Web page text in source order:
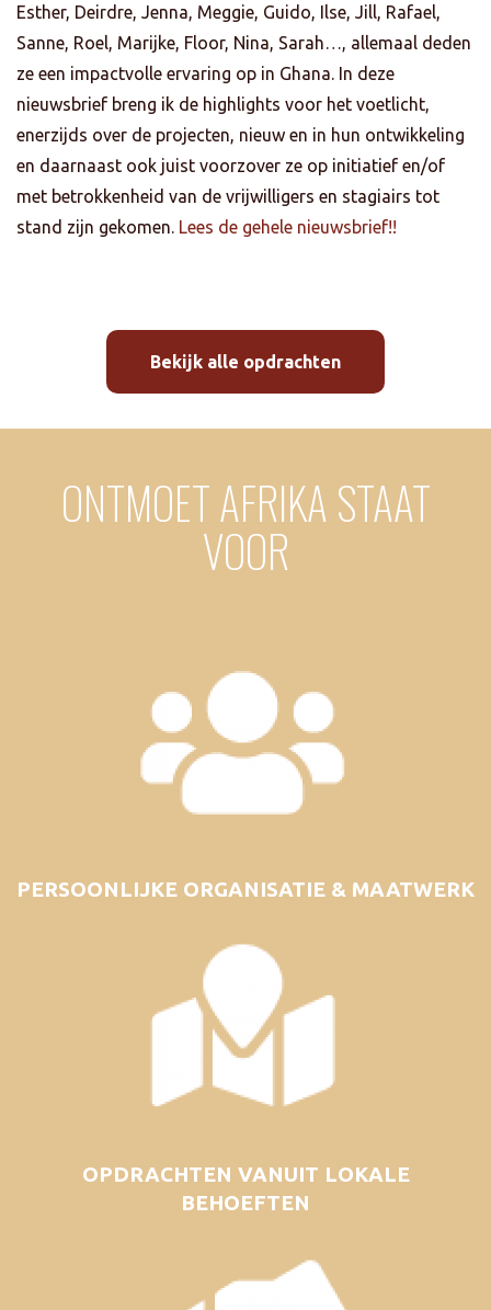
Esther, Deirdre, Jenna, Meggie, Guido, Ilse, Jill, Rafael,
Sanne, Roel, Marijke, Floor, Nina, Sarah…, allemaal deden
ze een impactvolle ervaring op in Ghana. In deze
nieuwsbrief breng ik de highlights voor het voetlicht,
enerzijds over de projecten, nieuw en in hun ontwikkeling
en daarnaast ook juist voorzover ze op initiatief en/of
met betrokkenheid van de vrijwilligers en stagiairs tot
stand zijn gekomen. Lees de gehele nieuwsbrief!!
Bekijk alle opdrachten
ONTMOET AFRIKA STAAT
VOOR
PERSOONLIJKE ORGANISATIE & MAATWERK
OPDRACHTEN VANUIT LOKALE
BEHOEFTEN